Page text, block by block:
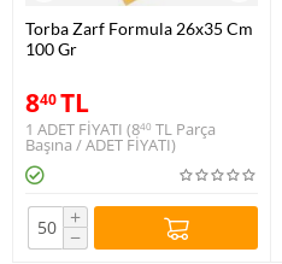
Torba Zarf Formula 26x35 Cm
100 Gr
840TL
1 ADET FİYATI (840 TL Parça
Başına / ADET FİYATI)
+
−